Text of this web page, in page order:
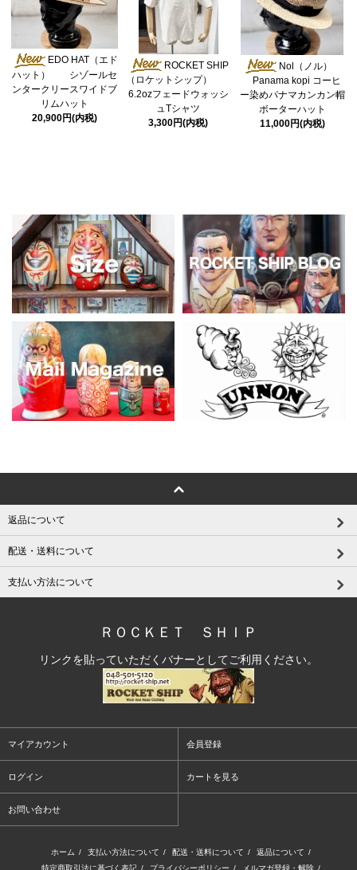
EDO HAT（エド
ハット） シゾールセ
ンタークリースワイドブ
リムハット
20,900円(内税)
ROCKET SHIP
（ロケットシップ）
6.2ozフェードウォッシ
ュTシャツ
3,300円(内税)
Nol（ノル）
Panama kopi コーヒ
ー染めパナマカンカン帽
ボーターハット
11,000円(内税)
返品について
配送・送料について
支払い方法について
ＲＯＣＫＥＴ ＳＨＩＰ
リンクを貼っていただくバナーとしてご利用ください。
マイアカウント 会員登録
ログイン カートを見る
お問い合わせ
ホーム / 支払い方法について / 配送・送料について / 返品について /
特定商取引法に基づく表記 / プライバシーポリシー / メルマガ登録・解除 /